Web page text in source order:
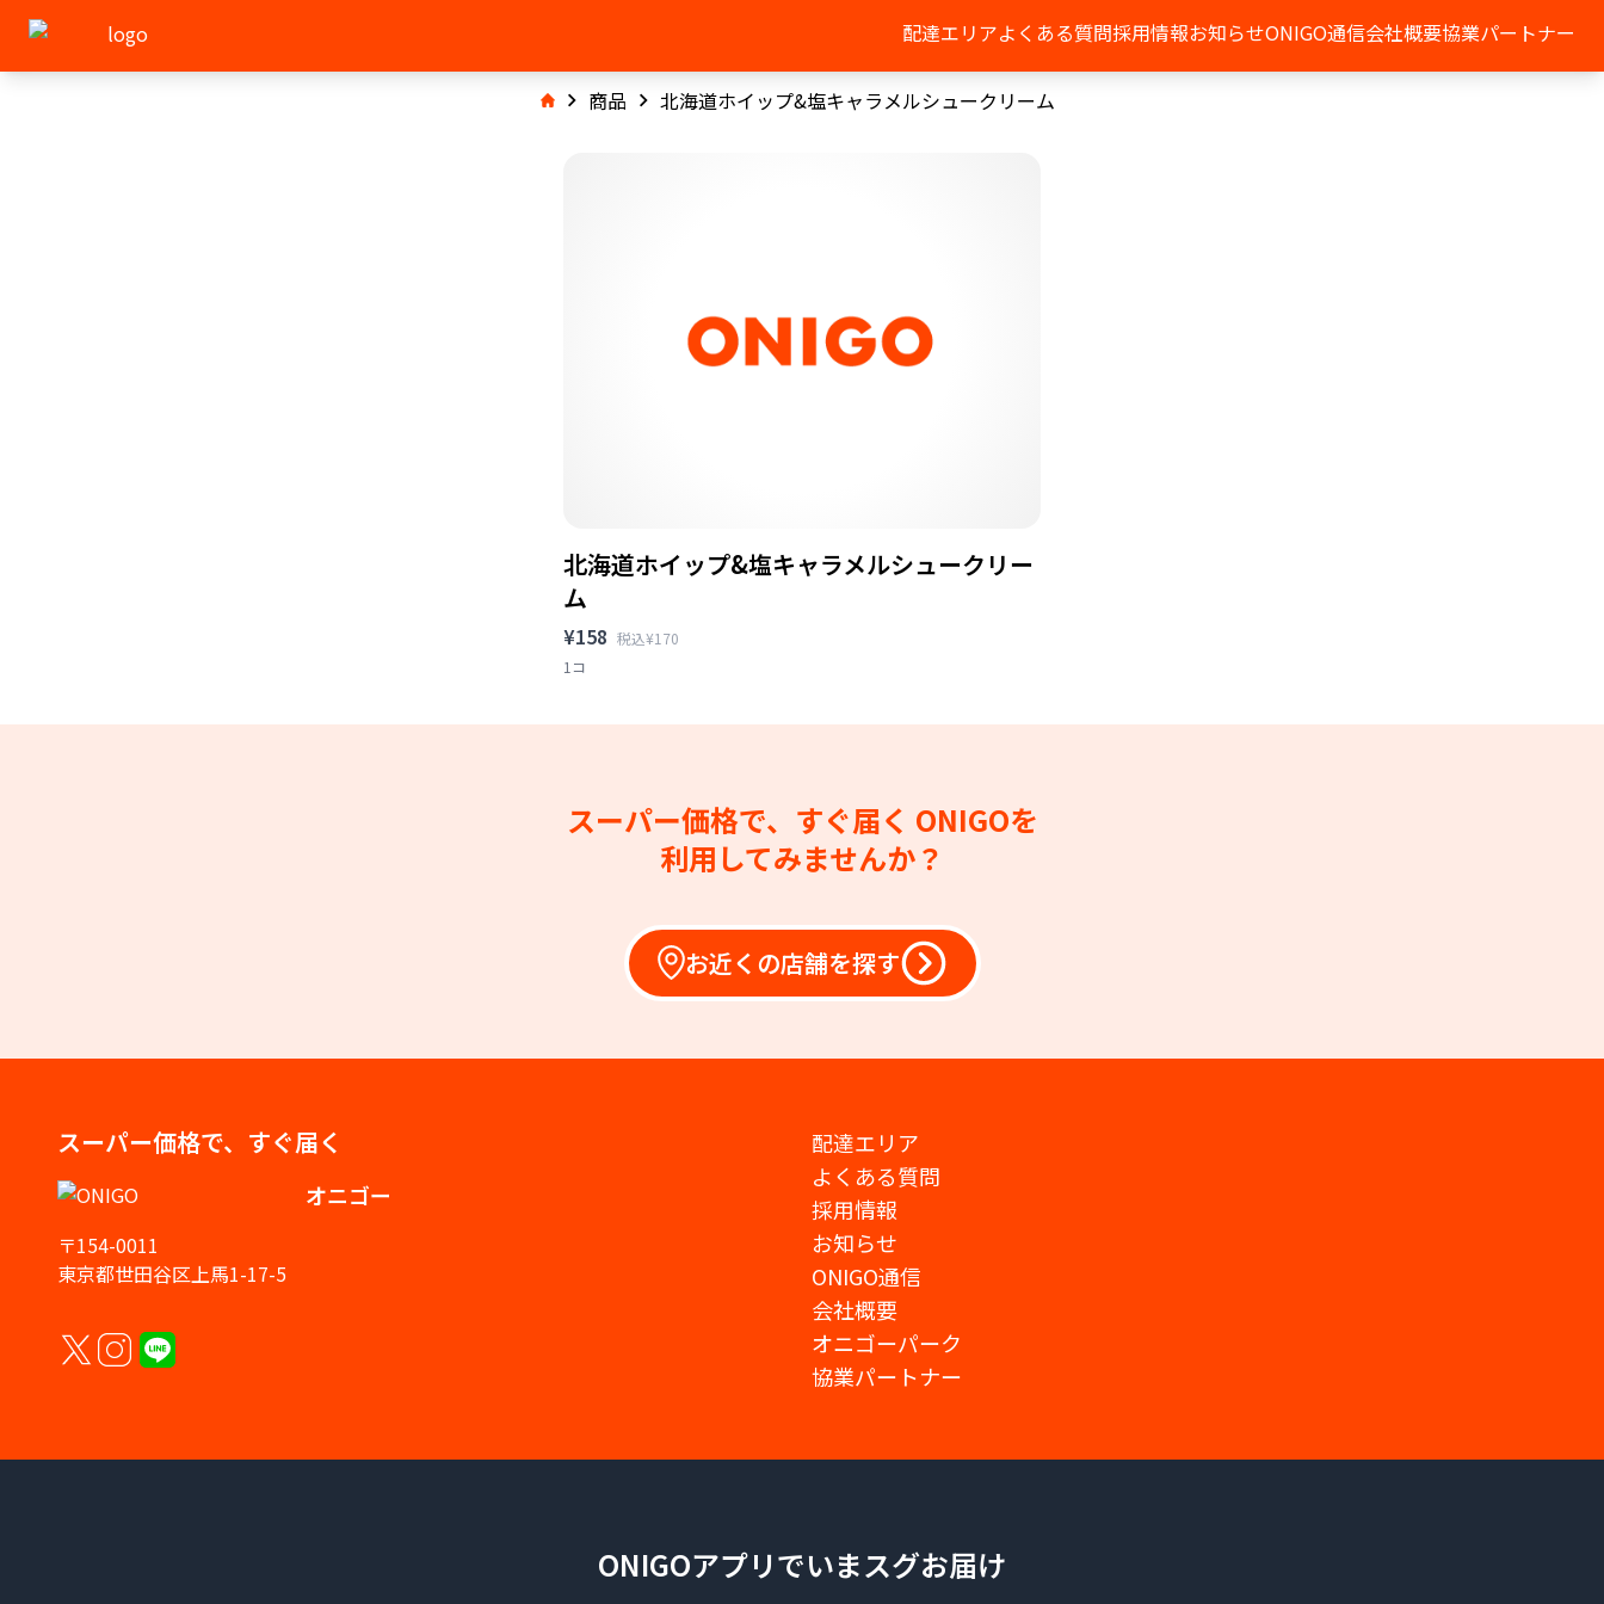
配達エリアよくある質問採用情報お知らせONIGO通信会社概要協業パートナー
商品 北海道ホイップ&塩キャラメルシュークリーム
北海道ホイップ&塩キャラメルシュークリー
ム
¥158 税込¥170
1コ
スーパー価格で、すぐ届く ONIGOを
利用してみませんか？
お近くの店舗を探す
スーパー価格で、すぐ届く
オニゴー
〒154-0011
東京都世田谷区上馬1-17-5
配達エリア
よくある質問
採用情報
お知らせ
ONIGO通信
会社概要
オニゴーパーク
協業パートナー
ONIGOアプリでいまスグお届け